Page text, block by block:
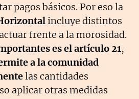
pagos básicos. Por eso la
incluye distintos
frente a la morosidad.
es el artículo 21,
a la comunidad
las cantidades
aplicar otras medidas